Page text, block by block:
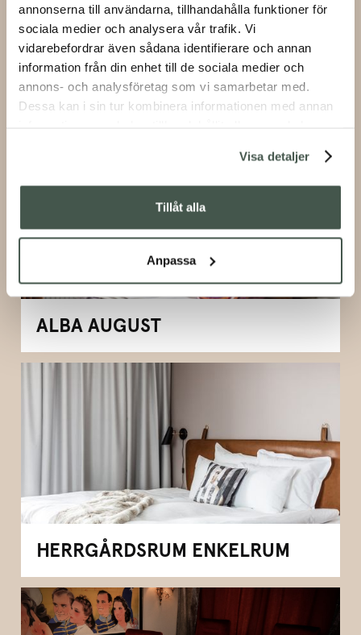
annonserna till användarna, tillhandahålla funktioner för
sociala medier och analysera vår trafik. Vi
vidarebefordrar även sådana identifierare och annan
information från din enhet till de sociala medier och
annons- och analysföretag som vi samarbetar med.
Dessa kan i sin tur kombinera informationen med annan
Visa detaljer
Tillåt alla
Anpassa
ELIN ROMBO
ALBA AUGUST
HERRGÅRDSRUM ENKELRUM